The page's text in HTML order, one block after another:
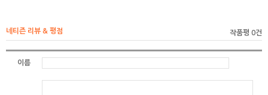
네티즌 리뷰 & 평점 작품평 0건
이름